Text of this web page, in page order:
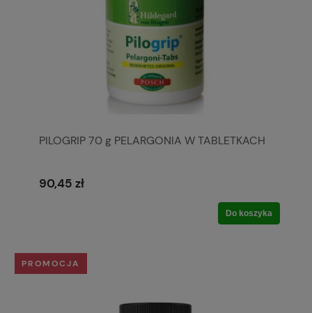
PILOGRIP 70 g PELARGONIA W TABLETKACH
90,45 zł
Do koszyka
PROMOCJA